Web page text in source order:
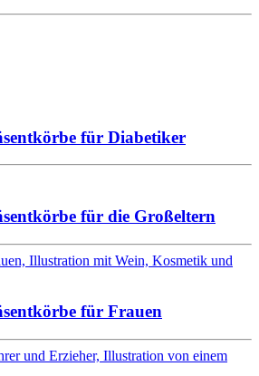
für Diabetiker
für die Großeltern
für Frauen